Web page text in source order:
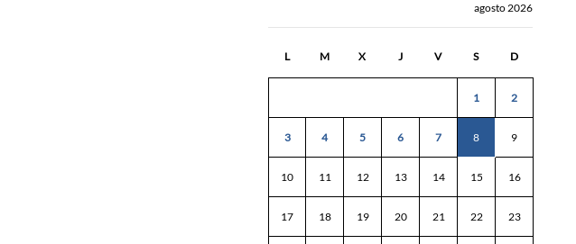
agosto 2026
L M X J V S D
1 2
3 4 5 6 7 8 9
10 11 12 13 14 15 16
17 18 19 20 21 22 23